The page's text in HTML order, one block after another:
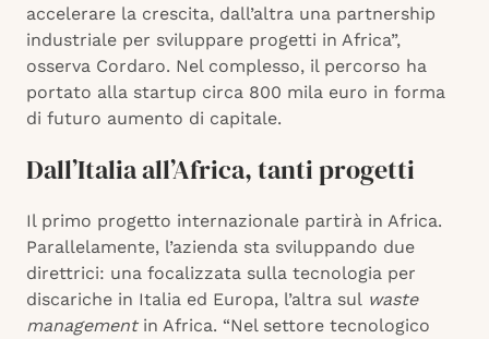
accelerare la crescita, dall’altra una partnership
industriale per sviluppare progetti in Africa”,
osserva Cordaro. Nel complesso, il percorso ha
portato alla startup circa 800 mila euro in forma
di futuro aumento di capitale.
Dall’Italia all’Africa, tanti progetti
Il primo progetto internazionale partirà in Africa.
Parallelamente, l’azienda sta sviluppando due
direttrici: una focalizzata sulla tecnologia per
discariche in Italia ed Europa, l’altra sul waste
managementin Africa. “Nel settore tecnologico